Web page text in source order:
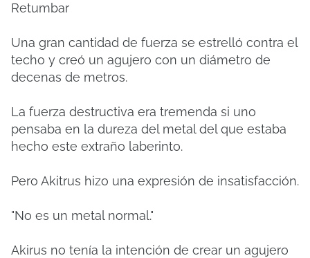
Retumbar
Una gran cantidad de fuerza se estrelló contra el
techo y creó un agujero con un diámetro de
decenas de metros.
La fuerza destructiva era tremenda si uno
pensaba en la dureza del metal del que estaba
hecho este extraño laberinto.
Pero Akitrus hizo una expresión de insatisfacción.
"No es un metal normal."
Akirus no tenía la intención de crear un agujero